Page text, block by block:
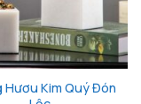
Hươu Kim Quý Đón